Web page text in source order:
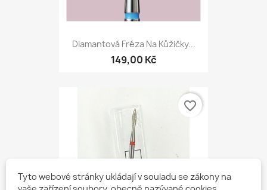
Diamantová Fréza Na Kůžičky...
149,00 Kč
favorite_border
Tyto webové stránky ukládají v souladu se zákony na